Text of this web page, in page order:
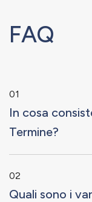
FAQ
01
In cosa
Termine?
02
Quali sono i